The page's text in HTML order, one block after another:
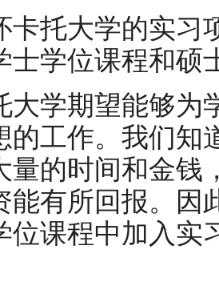
托大学的实习
士学位课程和硕
学期望能够为
的工作。我们知
量的时间和金钱
能有所回报。因
位课程中加入实